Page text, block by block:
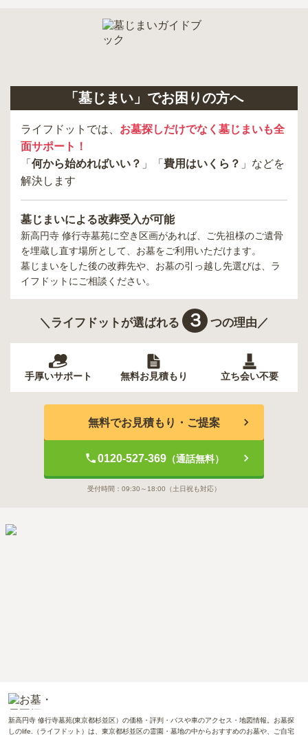
「墓じまい」でお困りの方へ
ライフドットでは、 お墓探しだけでなく墓じまいも全
面サポート！
「 何から始めればいい？ 」「 費用はいくら？ 」などを
解決します
墓じまいによる改葬受入が可能
新高円寺 修行寺墓苑に空き区画があれば、ご先祖様のご遺骨
を埋蔵し直す場所として、お墓をご利用いただけます。
墓じまいをした後の改葬先や、お墓の引っ越し先選びは、ラ
イフドットにご相談ください。
＼ライフドットが選ばれる ３ つの理由／
手厚いサポート 無料お見積もり 立ち会い不要
無料でお見積もり・ご提案
0120-527-369（通話無料）
受付時間： 09:30～18:00 （土日祝も対応）
新高円寺 修行寺墓苑(東京都杉並区）の価格・評判・バスや車のアクセス・地図情報。お墓探
しのlife.（ライフドット）は、東京都杉並区の霊園・墓地の中からおすすめのお墓や、ご自宅